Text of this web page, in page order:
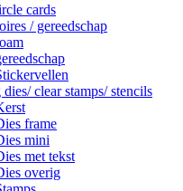
cards
/ gereedschap
clear stamps/ stencils
frame
mini
met tekst
overig